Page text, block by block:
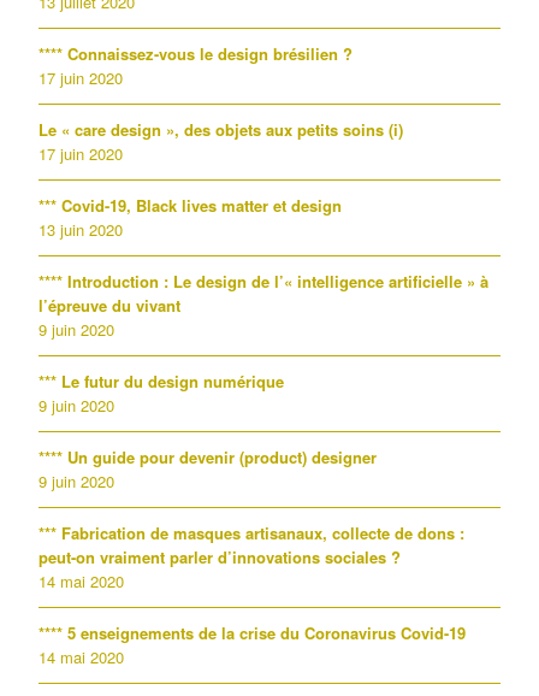
**** Connaissez-vous le design brésilien ?
17 juin 2020
Le « care design », des objets aux petits soins (i)
17 juin 2020
*** Covid-19, Black lives matter et design
13 juin 2020
**** Introduction : Le design de l’« intelligence artificielle » à
l’épreuve du vivant
9 juin 2020
*** Le futur du design numérique
9 juin 2020
**** Un guide pour devenir (product) designer
9 juin 2020
*** Fabrication de masques artisanaux, collecte de dons :
peut-on vraiment parler d’innovations sociales ?
14 mai 2020
**** 5 enseignements de la crise du Coronavirus Covid-19
14 mai 2020